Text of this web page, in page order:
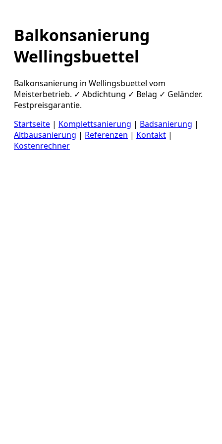
Balkonsanierung
Wellingsbuettel
Balkonsanierung in Wellingsbuettel vom
Meisterbetrieb. ✓ Abdichtung ✓ Belag ✓ Geländer.
Festpreisgarantie.
Startseite | Komplettsanierung | Badsanierung |
Altbausanierung | Referenzen | Kontakt |
Kostenrechner